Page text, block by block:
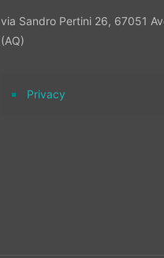
via Sandro Pertini 26, 67051
(AQ)
Privacy